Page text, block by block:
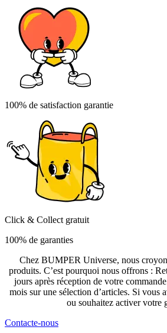
100% de satisfaction garantie
Click & Collect gratuit
100% de garanties
Chez BUMPER Universe, nous
produits. C’est pourquoi nous offrons :
jours après réception de votre
mois sur une sélection d’articles. Si vous
ou souhaitez activer votre
Contacte-nous